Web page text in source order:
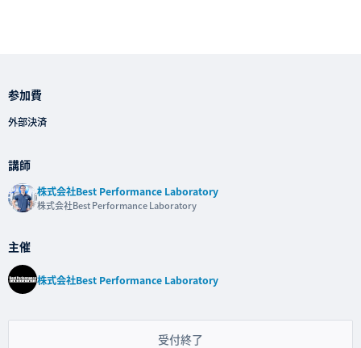
参加費
外部決済
講師
株式会社Best Performance Laboratory
株式会社Best Performance Laboratory
主催
株式会社Best Performance Laboratory
受付終了